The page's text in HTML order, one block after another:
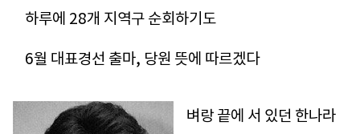
하루에 28개 지역구 순회하기도
6월 대표경선 출마, 당원 뜻에 따르겠다
벼랑 끝에 서 있던 한나라